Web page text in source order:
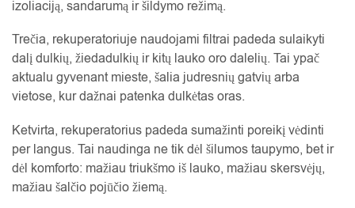
izoliaciją, sandarumą ir šildymo režimą.
Trečia, rekuperatoriuje naudojami filtrai padeda sulaikyti
dalį dulkių, žiedadulkių ir kitų lauko oro dalelių. Tai ypač
aktualu gyvenant mieste, šalia judresnių gatvių arba
vietose, kur dažnai patenka dulkėtas oras.
Ketvirta, rekuperatorius padeda sumažinti poreikį vėdinti
per langus. Tai naudinga ne tik dėl šilumos taupymo, bet ir
dėl komforto: mažiau triukšmo iš lauko, mažiau skersvėjų,
mažiau šalčio pojūčio žiemą.